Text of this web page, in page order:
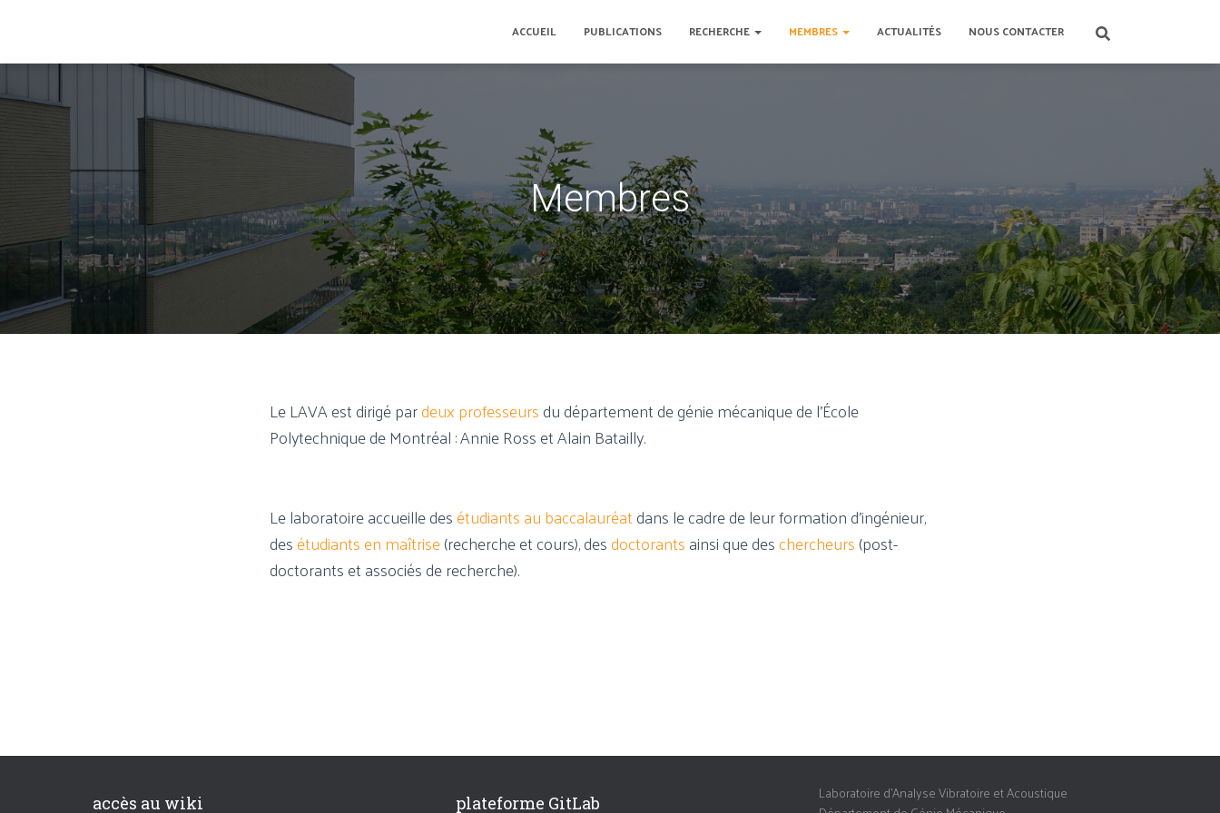
ACCUEIL PUBLICATIONS RECHERCHE MEMBRES ACTUALITÉS NOUS CONTACTER
Membres
Le LAVA est dirigé pardeux professeursdu département de génie mécanique de l’École
Polytechnique de Montréal : Annie Ross et Alain Batailly.
Le laboratoire accueille desétudiants au baccalauréatdans le cadre de leur formation d’ingénieur,
desétudiants en maîtrise(recherche et cours), desdoctorantsainsi que deschercheurs(post-
doctorants et associés de recherche).
accès au wiki plateforme GitLab
Laboratoire d’Analyse Vibratoire et Acoustique